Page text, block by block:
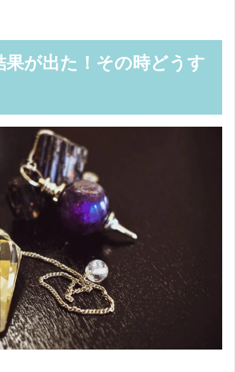
果が出た！その時どうす